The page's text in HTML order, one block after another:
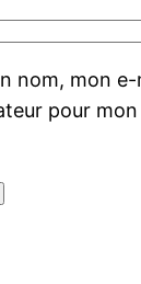
nom, mon
pour